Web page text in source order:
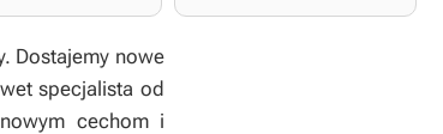
Dostajemy nowe
specjalista od
cechom i